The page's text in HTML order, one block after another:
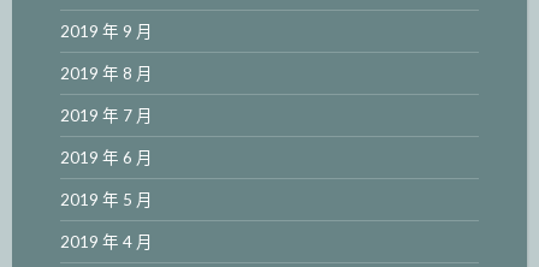
2019 年 9 月
2019 年 8 月
2019 年 7 月
2019 年 6 月
2019 年 5 月
2019 年 4 月